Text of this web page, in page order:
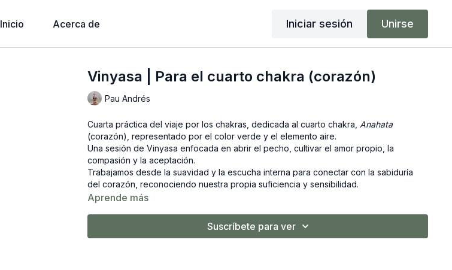
Inicio Acerca de Iniciar sesión Unirse
Vinyasa | Para el cuarto chakra (corazón)
Pau Andrés
Cuarta práctica del viaje por los chakras, dedicada al cuarto chakra, Anahata
(corazón), representado por el color verde y el elemento aire.
Una sesión de Vinyasa enfocada en abrir el pecho, cultivar el amor propio, la
compasión y la aceptación.
Trabajamos desde la suavidad y la escucha interna para conectar con la sabiduría
del corazón, reconociendo nuestra propia suficiencia y sensibilidad.
Aprende más
Suscríbete para ver